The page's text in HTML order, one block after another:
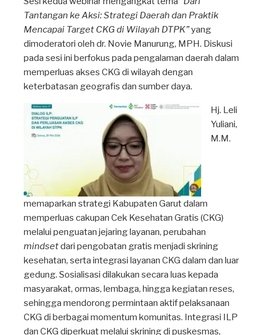
Tantangan ke Aksi: Strategi Daerah dan Praktik
Mencapai Target CKG di Wilayah DTPK”yang
dimoderatori oleh dr. Novie Manurung, MPH. Diskusi
pada sesi ini berfokus pada pengalaman daerah dalam
memperluas akses CKG di wilayah dengan
keterbatasan geografis dan sumber daya.
Hj. Leli
Yuliani,
M.M.
memaparkan strategi Kabupaten Garut dalam
memperluas cakupan Cek Kesehatan Gratis (CKG)
melalui penguatan jejaring layanan, perubahan
mindsetdari pengobatan gratis menjadi skrining
kesehatan, serta integrasi layanan CKG dalam dan luar
gedung. Sosialisasi dilakukan secara luas kepada
masyarakat, ormas, lembaga, hingga kegiatan reses,
sehingga mendorong permintaan aktif pelaksanaan
CKG di berbagai momentum komunitas. Integrasi ILP
dan CKG diperkuat melalui skrining di puskesmas,